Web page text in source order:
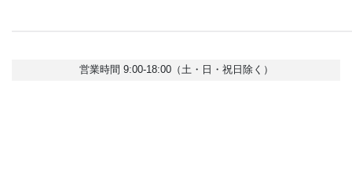
営業時間 9:00-18:00（土・日・祝日除く）